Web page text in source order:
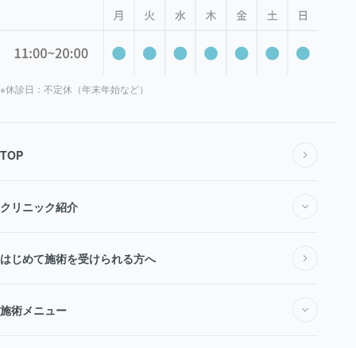
※休診日：不定休（年末年始など）
TOP
クリニック紹介
私たちについて
医師・スタッフ紹介
はじめて施術を受けられる方へ
施術メニュー